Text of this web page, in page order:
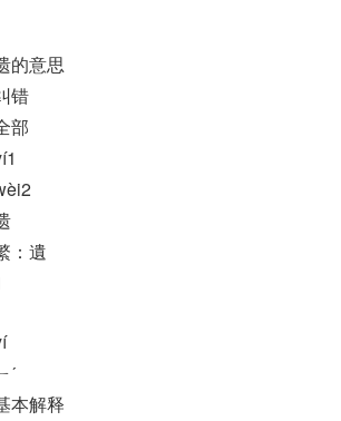
的意思
错
部
：遺
ˊ
本解释